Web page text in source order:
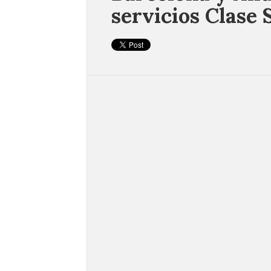
servicios Clase